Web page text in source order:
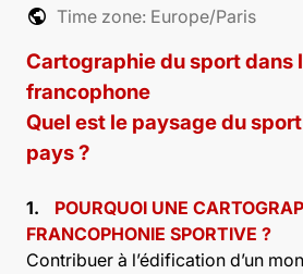
public Time zone: Europe/Paris
Cartographiedusportdans
francophone
Quel est le paysage du
pays ?
1.
POURQUOI UNE
FRANCOPHONIE SPORTIVE ?
Contribuer à l’édification d’un